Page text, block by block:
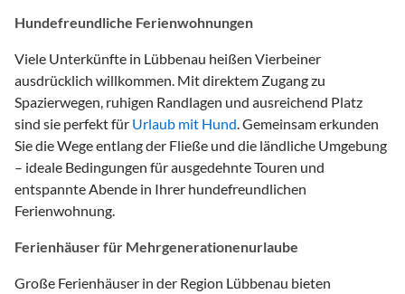
Hundefreundliche Ferienwohnungen
Viele Unterkünfte in Lübbenau heißen Vierbeiner
ausdrücklich willkommen. Mit direktem Zugang zu
Spazierwegen, ruhigen Randlagen und ausreichend Platz
sind sie perfekt für Urlaub mit Hund. Gemeinsam erkunden
Sie die Wege entlang der Fließe und die ländliche Umgebung
– ideale Bedingungen für ausgedehnte Touren und
entspannte Abende in Ihrer hundefreundlichen
Ferienwohnung.
Ferienhäuser für Mehrgenerationenurlaube
Große Ferienhäuser in der Region Lübbenau bieten